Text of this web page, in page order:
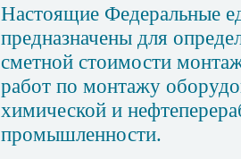
Настоящие Федеральные
предназначены для
сметной стоимости
работ по монтажу
химической и
промышленности.